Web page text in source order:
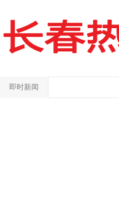
即时新闻